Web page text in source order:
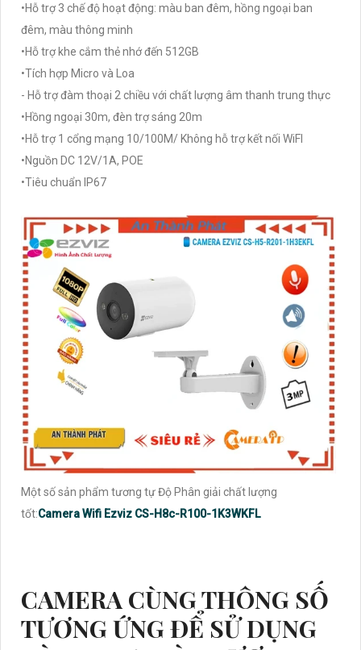
•Hỗ trợ 3 chế độ hoạt động: màu ban đêm, hồng ngoại ban
đêm, màu thông minh
•Hỗ trợ khe cắm thẻ nhớ đến 512GB
•Tích hợp Micro và Loa
- Hỗ trợ đàm thoại 2 chiều với chất lượng âm thanh trung thực
•Hồng ngoại 30m, đèn trợ sáng 20m
•Hỗ trợ 1 cổng mạng 10/100M/ Không hỗ trợ kết nối WiFI
•Nguồn DC 12V/1A, POE
•Tiêu chuẩn IP67
Một số sản phẩm tương tự Độ Phân giải chất lượng
tốt:Camera Wifi Ezviz CS-H8c-R100-1K3WKFL
CAMERA CÙNG THÔNG SỐ
TƯƠNG ỨNG ĐỂ SỬ DỤNG